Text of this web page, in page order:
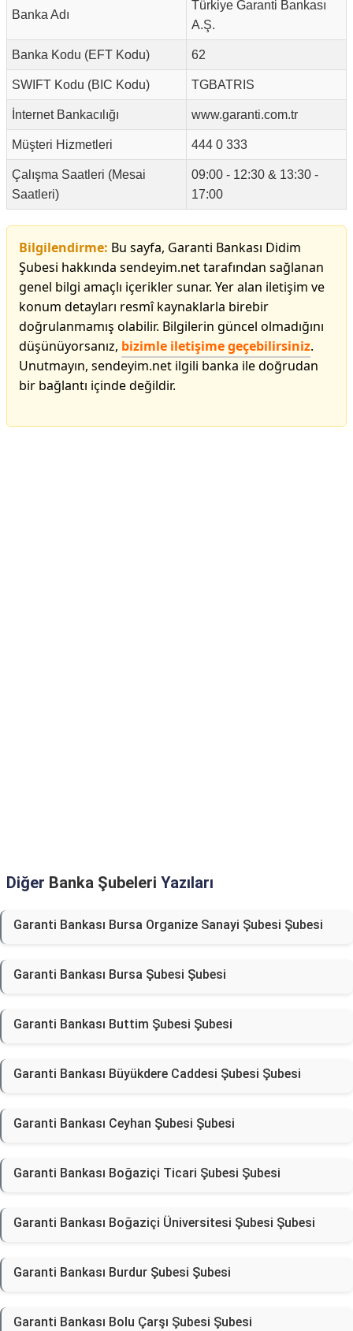
Banka Adı
Türkiye Garanti Bankası
A.Ş.
Banka Kodu (EFT Kodu) 62
SWIFT Kodu (BIC Kodu) TGBATRIS
İnternet Bankacılığı www.garanti.com.tr
Müşteri Hizmetleri 444 0 333
Çalışma Saatleri (Mesai
Saatleri)
09:00 - 12:30 & 13:30 -
17:00
Bilgilendirme: Bu sayfa, Garanti Bankası Didim
Şubesi hakkında sendeyim.net tarafından sağlanan
genel bilgi amaçlı içerikler sunar. Yer alan iletişim ve
konum detayları resmî kaynaklarla birebir
doğrulanmamış olabilir. Bilgilerin güncel olmadığını
düşünüyorsanız, bizimle iletişime geçebilirsiniz.
Unutmayın, sendeyim.net ilgili banka ile doğrudan
bir bağlantı içinde değildir.
Diğer Banka Şubeleri Yazıları
Garanti Bankası Bursa Organize Sanayi Şubesi Şubesi
Garanti Bankası Bursa Şubesi Şubesi
Garanti Bankası Buttim Şubesi Şubesi
Garanti Bankası Büyükdere Caddesi Şubesi Şubesi
Garanti Bankası Ceyhan Şubesi Şubesi
Garanti Bankası Boğaziçi Ticari Şubesi Şubesi
Garanti Bankası Boğaziçi Üniversitesi Şubesi Şubesi
Garanti Bankası Burdur Şubesi Şubesi
Garanti Bankası Bolu Çarşı Şubesi Şubesi